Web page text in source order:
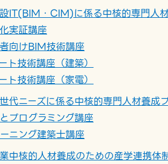
IT(BIM・CIM)に係る中核的専門人
実証講座
向けBIM技術講座
ト技術講座（建築）
ト技術講座（家電）
代ニーズに係る中核的専門人材養成
プログラミング講座
ニング建築士講座
中核的人材養成のための産学連携体